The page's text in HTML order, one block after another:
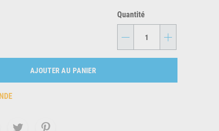
Quantité
- +
AJOUTER AU PANIER